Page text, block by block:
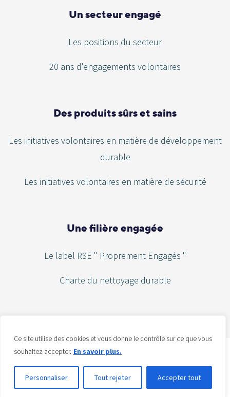
Ce site utilise des cookies et vous donne le contrôle sur ce que vous
souhaitez accepter. En savoir plus.
Personnaliser Tout rejeter Accepter tout
Un secteur engagé
Les positions du secteur
20 ans d'engagements volontaires
Des produits sûrs et sains
Les initiatives volontaires en matière de développement
durable
Les initiatives volontaires en matière de sécurité
Une filière engagée
Le label RSE " Proprement Engagés "
Charte du nettoyage durable
–Politique de confidentialité